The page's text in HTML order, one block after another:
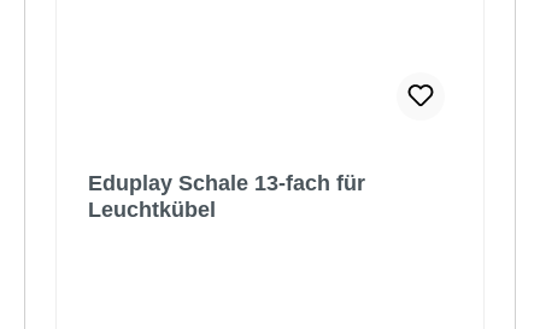
Eduplay Schale 13-fach für
Leuchtkübel